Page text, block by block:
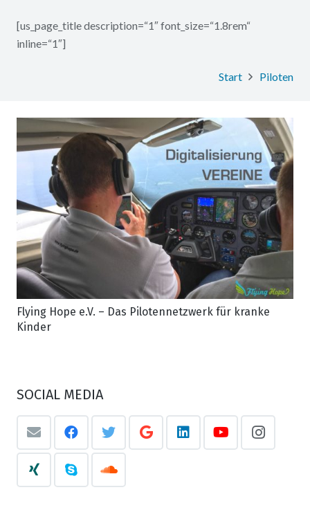
[us_page_title description=“1″ font_size=“1.8rem“
inline=“1″]
Start Piloten
Flying Hope e.V. – Das Pilotennetzwerk für kranke
Kinder
SOCIAL MEDIA